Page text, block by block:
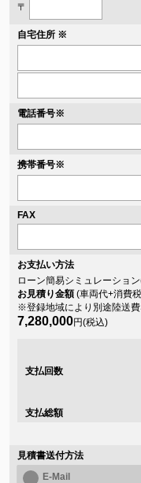
〒
自宅住所 ※
電話番号※
携帯番号※
FAX
お支払い方法
ローン簡易シミュレーショ
お見積り金額(車両代+消費
※登録地域により別途陸送費
7,280,000円(税込)
支払回数
支払総額
見積書送付方法
E-Mail